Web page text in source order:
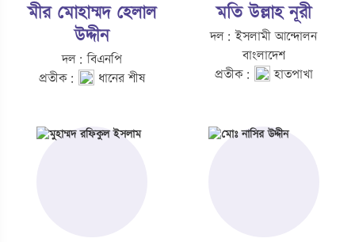
মীর মোহাম্মদ হেলাল
উদ্দীন
দল: বিএনপি
প্রতীক:
ধানের শীষ
মতি উল্লাহ নূরী
দল: ইসলামী আন্দোলন
বাংলাদেশ
প্রতীক:
হাতপাখা